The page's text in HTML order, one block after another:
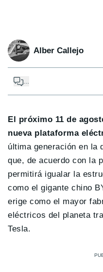
Alber Callejo
...
El próximo 11 de
nueva plataforma
última generación en la
que, de acuerdo con la
permitirá igualar la
como el gigante chino
erige como el mayor
eléctricos del planeta
Tesla.